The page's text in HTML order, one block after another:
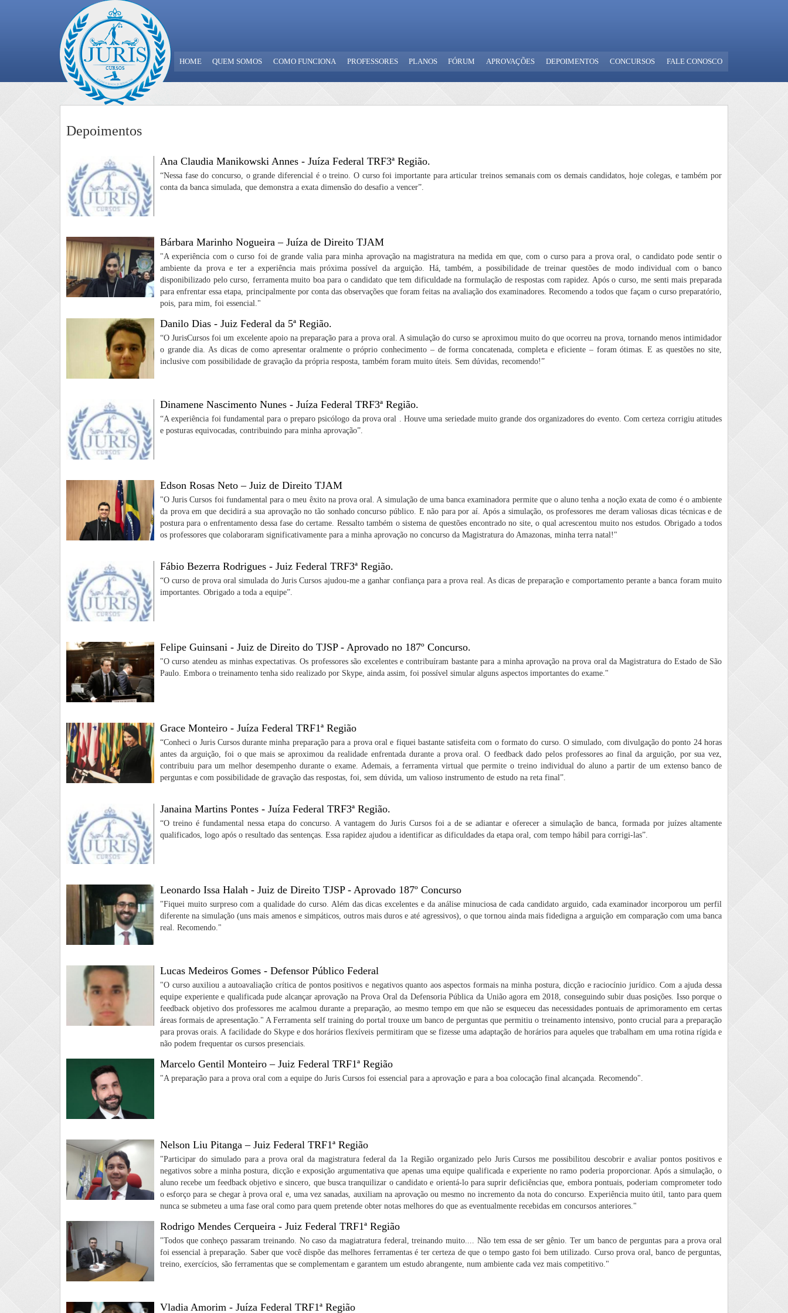
HOME QUEM SOMOS COMO FUNCIONA PROFESSORES PLANOS FÓRUM APROVAÇÕES DEPOIMENTOS CONCURSOS FALE CONOSCO
Depoimentos
Ana Claudia Manikowski Annes - Juíza Federal TRF3ª Região.
“Nessa fase do concurso, o grande diferencial é o treino. O curso foi importante para articular treinos semanais com os demais candidatos, hoje colegas, e também por
conta da banca simulada, que demonstra a exata dimensão do desafio a vencer”.
Bárbara Marinho Nogueira – Juíza de Direito TJAM
"A experiência com o curso foi de grande valia para minha aprovação na magistratura na medida em que, com o curso para a prova oral, o candidato pode sentir o
ambiente da prova e ter a experiência mais próxima possível da arguição. Há, também, a possibilidade de treinar questões de modo individual com o banco
disponibilizado pelo curso, ferramenta muito boa para o candidato que tem dificuldade na formulação de respostas com rapidez. Após o curso, me senti mais preparada
para enfrentar essa etapa, principalmente por conta das observações que foram feitas na avaliação dos examinadores. Recomendo a todos que façam o curso preparatório,
pois, para mim, foi essencial."
Danilo Dias - Juiz Federal da 5ª Região.
“O JurisCursos foi um excelente apoio na preparação para a prova oral. A simulação do curso se aproximou muito do que ocorreu na prova, tornando menos intimidador
o grande dia. As dicas de como apresentar oralmente o próprio conhecimento – de forma concatenada, completa e eficiente – foram ótimas. E as questões no site,
inclusive com possibilidade de gravação da própria resposta, também foram muito úteis. Sem dúvidas, recomendo!”
Dinamene Nascimento Nunes - Juíza Federal TRF3ª Região.
“A experiência foi fundamental para o preparo psicólogo da prova oral . Houve uma seriedade muito grande dos organizadores do evento. Com certeza corrigiu atitudes
e posturas equivocadas, contribuindo para minha aprovação”.
Edson Rosas Neto – Juiz de Direito TJAM
"O Juris Cursos foi fundamental para o meu êxito na prova oral. A simulação de uma banca examinadora permite que o aluno tenha a noção exata de como é o ambiente
da prova em que decidirá a sua aprovação no tão sonhado concurso público. E não para por aí. Após a simulação, os professores me deram valiosas dicas técnicas e de
postura para o enfrentamento dessa fase do certame. Ressalto também o sistema de questões encontrado no site, o qual acrescentou muito nos estudos. Obrigado a todos
os professores que colaboraram significativamente para a minha aprovação no concurso da Magistratura do Amazonas, minha terra natal!"
Fábio Bezerra Rodrigues - Juiz Federal TRF3ª Região.
“O curso de prova oral simulada do Juris Cursos ajudou-me a ganhar confiança para a prova real. As dicas de preparação e comportamento perante a banca foram muito
importantes. Obrigado a toda a equipe”.
Felipe Guinsani - Juiz de Direito do TJSP - Aprovado no 187º Concurso.
"O curso atendeu as minhas expectativas. Os professores são excelentes e contribuíram bastante para a minha aprovação na prova oral da Magistratura do Estado de São
Paulo. Embora o treinamento tenha sido realizado por Skype, ainda assim, foi possível simular alguns aspectos importantes do exame."
Grace Monteiro - Juíza Federal TRF1ª Região
“Conheci o Juris Cursos durante minha preparação para a prova oral e fiquei bastante satisfeita com o formato do curso. O simulado, com divulgação do ponto 24 horas
antes da arguição, foi o que mais se aproximou da realidade enfrentada durante a prova oral. O feedback dado pelos professores ao final da arguição, por sua vez,
contribuiu para um melhor desempenho durante o exame. Ademais, a ferramenta virtual que permite o treino individual do aluno a partir de um extenso banco de
perguntas e com possibilidade de gravação das respostas, foi, sem dúvida, um valioso instrumento de estudo na reta final”.
Janaina Martins Pontes - Juíza Federal TRF3ª Região.
“O treino é fundamental nessa etapa do concurso. A vantagem do Juris Cursos foi a de se adiantar e oferecer a simulação de banca, formada por juízes altamente
qualificados, logo após o resultado das sentenças. Essa rapidez ajudou a identificar as dificuldades da etapa oral, com tempo hábil para corrigi-las”.
Leonardo Issa Halah - Juiz de Direito TJSP - Aprovado 187º Concurso
"Fiquei muito surpreso com a qualidade do curso. Além das dicas excelentes e da análise minuciosa de cada candidato arguido, cada examinador incorporou um perfil
diferente na simulação (uns mais amenos e simpáticos, outros mais duros e até agressivos), o que tornou ainda mais fidedigna a arguição em comparação com uma banca
real. Recomendo."
Lucas Medeiros Gomes - Defensor Público Federal
"O curso auxiliou a autoavaliação crítica de pontos positivos e negativos quanto aos aspectos formais na minha postura, dicção e raciocínio jurídico. Com a ajuda dessa
equipe experiente e qualificada pude alcançar aprovação na Prova Oral da Defensoria Pública da União agora em 2018, conseguindo subir duas posições. Isso porque o
feedback objetivo dos professores me acalmou durante a preparação, ao mesmo tempo em que não se esqueceu das necessidades pontuais de aprimoramento em certas
áreas formais de apresentação." A Ferramenta self training do portal trouxe um banco de perguntas que permitiu o treinamento intensivo, ponto crucial para a preparação
para provas orais. A facilidade do Skype e dos horários flexíveis permitiram que se fizesse uma adaptação de horários para aqueles que trabalham em uma rotina rígida e
não podem frequentar os cursos presenciais.
Marcelo Gentil Monteiro – Juiz Federal TRF1ª Região
"A preparação para a prova oral com a equipe do Juris Cursos foi essencial para a aprovação e para a boa colocação final alcançada. Recomendo".
Nelson Liu Pitanga – Juiz Federal TRF1ª Região
"Participar do simulado para a prova oral da magistratura federal da 1a Região organizado pelo Juris Cursos me possibilitou descobrir e avaliar pontos positivos e
negativos sobre a minha postura, dicção e exposição argumentativa que apenas uma equipe qualificada e experiente no ramo poderia proporcionar. Após a simulação, o
aluno recebe um feedback objetivo e sincero, que busca tranquilizar o candidato e orientá-lo para suprir deficiências que, embora pontuais, poderiam comprometer todo
o esforço para se chegar à prova oral e, uma vez sanadas, auxiliam na aprovação ou mesmo no incremento da nota do concurso. Experiência muito útil, tanto para quem
nunca se submeteu a uma fase oral como para quem pretende obter notas melhores do que as eventualmente recebidas em concursos anteriores."
Rodrigo Mendes Cerqueira - Juiz Federal TRF1ª Região
"Todos que conheço passaram treinando. No caso da magiatratura federal, treinando muito.... Não tem essa de ser gênio. Ter um banco de perguntas para a prova oral
foi essencial à preparação. Saber que você dispõe das melhores ferramentas é ter certeza de que o tempo gasto foi bem utilizado. Curso prova oral, banco de perguntas,
treino, exercícios, são ferramentas que se complementam e garantem um estudo abrangente, num ambiente cada vez mais competitivo."
Vladia Amorim - Juíza Federal TRF1ª Região